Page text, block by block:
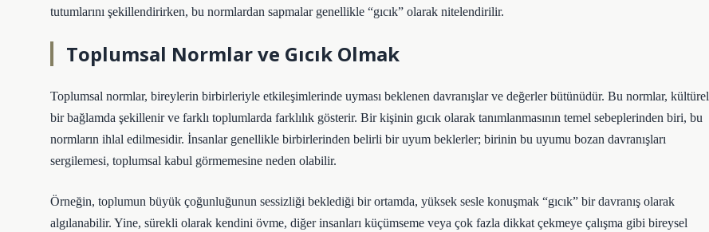
tutumlarını şekillendirirken, bu normlardan sapmalar genellikle “gıcık” olarak nitelendirilir.
Toplumsal Normlar ve Gıcık Olmak
Toplumsal normlar, bireylerin birbirleriyle etkileşimlerinde uyması beklenen davranışlar ve değerler bütünüdür. Bu normlar, kültürel
bir bağlamda şekillenir ve farklı toplumlarda farklılık gösterir. Bir kişinin gıcık olarak tanımlanmasının temel sebeplerinden biri, bu
normların ihlal edilmesidir. İnsanlar genellikle birbirlerinden belirli bir uyum beklerler; birinin bu uyumu bozan davranışları
sergilemesi, toplumsal kabul görmemesine neden olabilir.
Örneğin, toplumun büyük çoğunluğunun sessizliği beklediği bir ortamda, yüksek sesle konuşmak “gıcık” bir davranış olarak
algılanabilir. Yine, sürekli olarak kendini övme, diğer insanları küçümseme veya çok fazla dikkat çekmeye çalışma gibi bireysel